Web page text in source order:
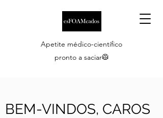
Apetite médico-científico
pronto a saciar🥼
BEM-VINDOS, CAROS